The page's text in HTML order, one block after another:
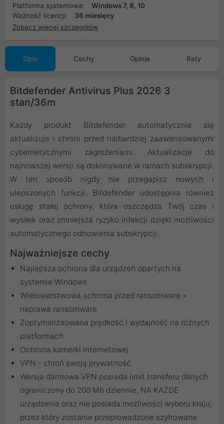
Platforma systemowa:
Windows 7, 8, 10
Ważność licencji:
36 miesięcy
Zobacz więcej szczegółów
Opis Cechy Opinie Raty
Bitdefender Antivirus Plus 2026 3
stan/36m
Każdy produkt Bitdefender automatycznie się
aktualizuje i chroni przed najbardziej zaawansowanymi
cybernetycznymi zagrożeniami. Aktualizacje do
najnowszej wersji są dokonywane w ramach subskrypcji.
W ten sposób nigdy nie przegapisz nowych i
ulepszonych funkcji. Bitdefender udostępnia również
usługę stałej ochrony, która oszczędza Twój czas i
wysiłek oraz zmniejsza ryzyko infekcji dzięki możliwości
automatycznego odnowienia subskrypcji.
Najważniejsze cechy
Najlepsza ochrona dla urządzeń opartych na
systemie Windows
Wielowarstwowa ochrona przed ransomware +
naprawa ransomware
Zoptymalizaowana prędkość i wydajność na różnych
platformach
Ochrona kamerki internetowej
VPN - chroń swoją prywatność
Wersja darmowa VPN posiada limit transferu danych
ograniczony do 200 Mb dziennie, NA KAŻDE
urządzenie oraz nie posiada możliwości wyboru kraju,
przez który zostanie przeprowadzone szyfrowane